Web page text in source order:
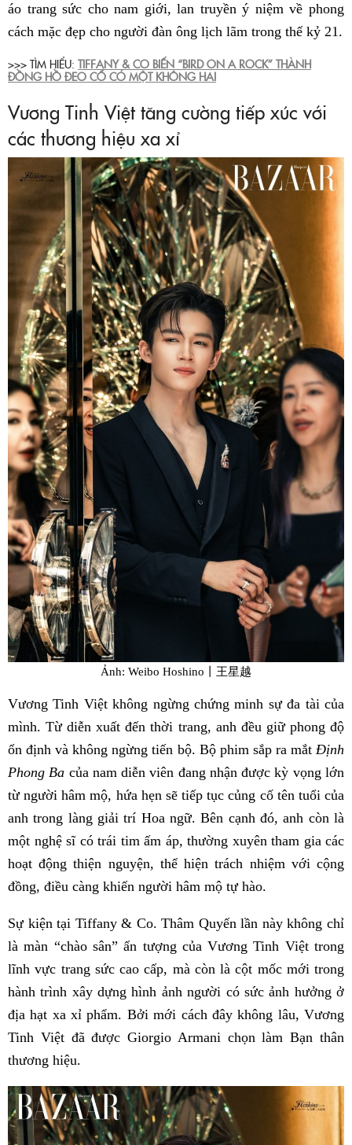
áo trang sức cho nam giới, lan truyền ý niệm về phong
cách mặc đẹp cho người đàn ông lịch lãm trong thế kỷ 21.
>>> TÌM HIỂU: TIFFANY & CO BIẾN “BIRD ON A ROCK” THÀNH
ĐỒNG HỒ ĐEO CỔ CÓ MỘT KHÔNG HAI
Vương Tinh Việt tăng cường tiếp xúc với
các thương hiệu xa xỉ
Ảnh: Weibo Hoshino丨王星越
Vương Tinh Việt không ngừng chứng minh sự đa tài của
mình. Từ diễn xuất đến thời trang, anh đều giữ phong độ
ổn định và không ngừng tiến bộ. Bộ phim sắp ra mắtĐịnh
Phong Ba của nam diễn viên đang nhận được kỳ vọng lớn
từ người hâm mộ, hứa hẹn sẽ tiếp tục củng cố tên tuổi của
anh trong làng giải trí Hoa ngữ. Bên cạnh đó, anh còn là
một nghệ sĩ có trái tim ấm áp, thường xuyên tham gia các
hoạt động thiện nguyện, thể hiện trách nhiệm với cộng
đồng, điều càng khiến người hâm mộ tự hào.
Sự kiện tại Tiffany & Co. Thâm Quyến lần này không chỉ
là màn “chào sân” ấn tượng của Vương Tinh Việt trong
lĩnh vực trang sức cao cấp, mà còn là cột mốc mới trong
hành trình xây dựng hình ảnh người có sức ảnh hưởng ở
địa hạt xa xỉ phẩm. Bởi mới cách đây không lâu, Vương
Tinh Việt đã được Giorgio Armani chọn làm Bạn thân
thương hiệu.